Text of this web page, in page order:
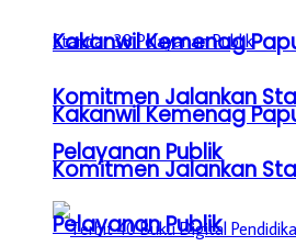
Kakanwil Kemenag
Komitmen Jalankan
Pelayanan Publik
Kakanwil Kemenag
Komitmen Jalankan
Pelayanan Publik